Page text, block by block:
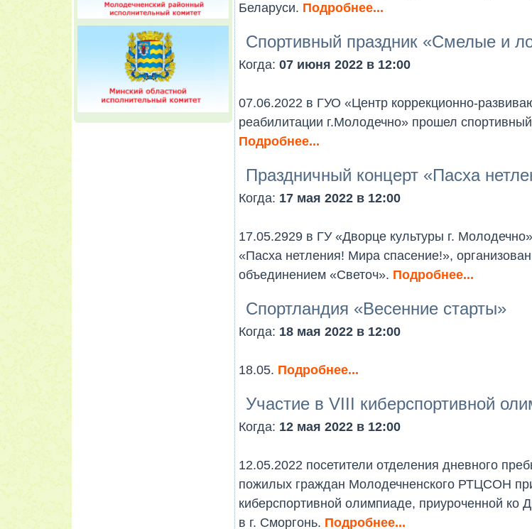
Беларуси. Подробнее...
Спортивный праздник «Смелые и
Когда: 07 июня 2022 в 12:00
07.06.2022 в ГУО «Центр коррекционно-
реабилитации г.Молодечно» прошел
Подробнее...
Праздничный концерт «Пасха
Когда: 17 мая 2022 в 12:00
17.05.2929 в ГУ «Дворце культуры г.
«Пасха нетления! Мира спасение!»,
объединением «Светоч». Подробнее...
Cпортландия «Весенние старты»
Когда: 18 мая 2022 в 12:00
18.05. Подробнее...
Участие в VIII киберспортивной
Когда: 12 мая 2022 в 12:00
12.05.2022 посетители отделения дневного
пожилых граждан Молодечненского РТЦСОН
киберспортивной олимпиаде, приуроченной ко
в г. Сморгонь. Подробнее...